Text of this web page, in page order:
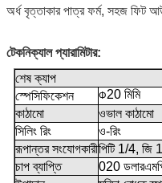
অর্ধ বৃত্তাকার পাত্র ফর্ম, সহজ ফিট
টেকনিক্যাল প্যারামিটার:
শেষ ক্যাপ
স্পেসিফিকেশন
Φ20 মিমি
কাঠামো
ওভাল কাঠামো
সিলিং রিং
ও-রিং
রূপান্তর সংযোগকারীপিটি 1/4, জি
চাপ ব্যাপ্তি
020 ডলার